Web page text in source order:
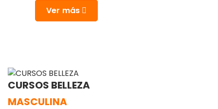
Ver más
CURSOS BELLEZA
MASCULINA